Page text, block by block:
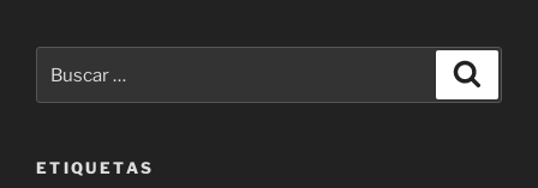
ETIQUETAS